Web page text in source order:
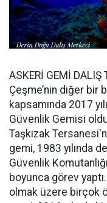
ASKERİ GEMİ
Çeşme’nin diğer bir
kapsamında 2017
Güvenlik Gemisi
Taşkızak
gemi, 1983 yılında
Güvenlik
boyunca görev
olmak üzere birçok